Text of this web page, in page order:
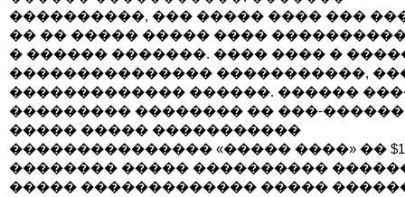
����������, ��� ����� ���� ���
�� �� ����� ����� ����
� ������ �������. ���� ���� �
��������������� �����������,
������������� ������. ������
��������� �������� �� ���-
����� ����� �����������
��������������� «����� ����» ��
�������� ����� ����������
����� ������������� �����